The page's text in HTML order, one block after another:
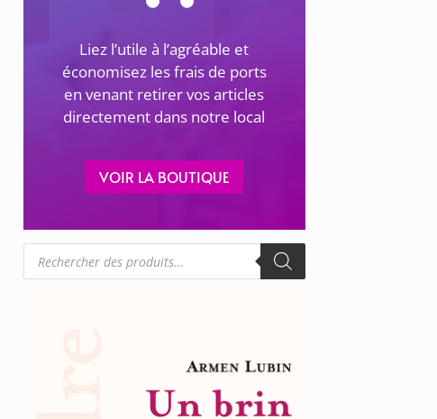
Liez l’utile à l’agréable et
économisez les frais de ports
en venant retirer vos articles
directement dans notre local
VOIR LA BOUTIQUE
Recherche
de
produits